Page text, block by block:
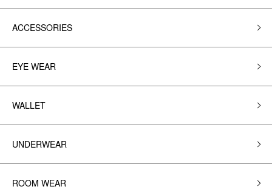
ACCESSORIES
EYE WEAR
WALLET
UNDERWEAR
ROOM WEAR